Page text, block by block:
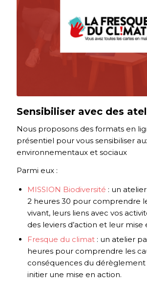
Sensibiliser avec des
Nous proposons des formats en
présentiel pour vous sensibiliser
environnementaux et sociaux
Parmi eux :
MISSION Biodiversité : un
2 heures 30 pour comprendre
vivant, leurs liens avec vos
des leviers d’action et leur mise
Fresque du climat: un atelier
heures pour comprendre les
conséquences du
initier une mise en action.